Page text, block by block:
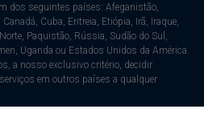
dos seguintes países: Afeganistão,
Cuba, Eritreia, Etiópia, Irã, Iraque,
Paquistão, Rússia, Sudão do Sul,
Uganda ou Estados Unidos da América.
a nosso exclusivo critério, decidir
em outros países a qualquer